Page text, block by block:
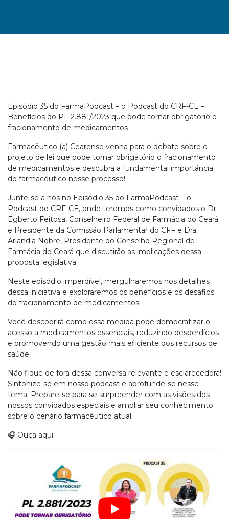
Episódio 35 do FarmaPodcast – o Podcast do CRF-CE –
Benefícios do PL 2.881/2023 que pode tornar obrigatório o
fracionamento de medicamentos
Farmacêutico (a) Cearense venha para o debate sobre o
projeto de lei que pode tornar obrigatório o fracionamento
de medicamentos e descubra a fundamental importância
do farmacêutico nesse processo!
Junte-se a nós no Episódio 35 do FarmaPodcast – o
Podcast do CRF-CE, onde teremos como convidados o Dr.
Egberto Feitosa, Conselheiro Federal de Farmácia do Ceará
e Presidente da Comissão Parlamentar do CFF e Dra.
Arlandia Nobre, Presidente do Conselho Regional de
Farmácia do Ceará que discutirão as implicações dessa
proposta legislativa.
Neste episódio imperdível, mergulharemos nos detalhes
dessa iniciativa e exploraremos os benefícios e os desafios
do fracionamento de medicamentos.
Você descobrirá como essa medida pode democratizar o
acesso a medicamentos essenciais, reduzindo desperdícios
e promovendo uma gestão mais eficiente dos recursos de
saúde.
Não fique de fora dessa conversa relevante e esclarecedora!
Sintonize-se em nosso podcast e aprofunde-se nesse
tema. Prepare-se para se surpreender com as visões dos
nossos convidados especiais e ampliar seu conhecimento
sobre o cenário farmacêutico atual.
🎧 Ouça aqui: